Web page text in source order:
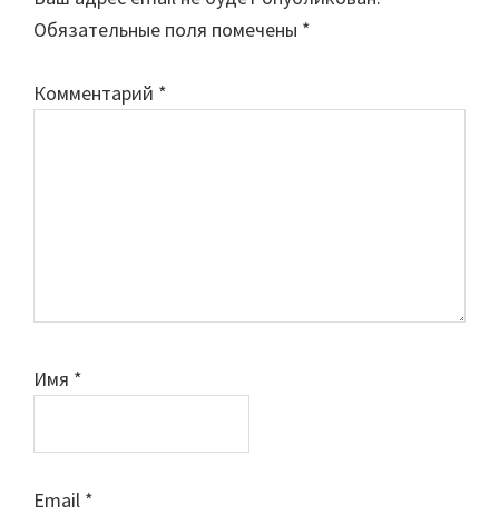
Обязательные поля помечены *
Комментарий *
Имя *
Email *